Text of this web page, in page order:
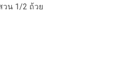
น 1/2 ถ้วย